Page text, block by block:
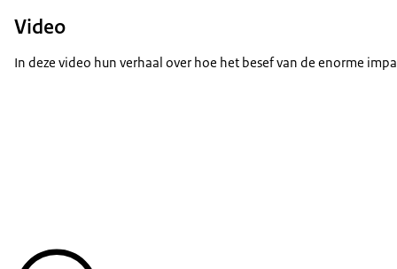
Video
In deze video hun verhaal over hoe het besef van de enorme